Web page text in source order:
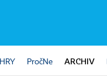
HRY PročNe ARCHIV